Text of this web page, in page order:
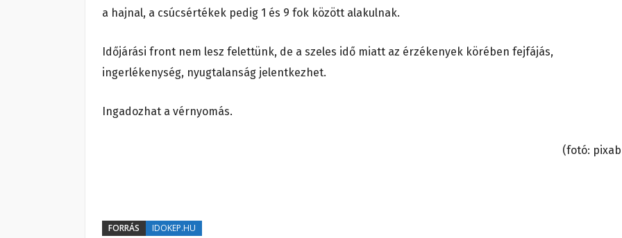
a hajnal, a csúcsértékek pedig 1 és 9 fok között alakulnak.
Időjárási front nem lesz felettünk, de a szeles idő miatt az érzékenyek körében fejfájás,
ingerlékenység, nyugtalanság jelentkezhet.
Ingadozhat a vérnyomás.
(fotó:
FORRÁS
IDOKEP.HU